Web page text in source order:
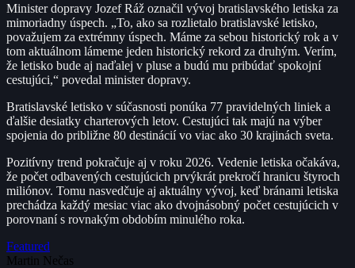
Minister dopravy Jozef Ráž označil vývoj bratislavského letiska za
mimoriadny úspech. „To, ako sa rozlietalo bratislavské letisko,
považujem za extrémny úspech. Máme za sebou historický rok a v
tom aktuálnom lámeme jeden historický rekord za druhým. Verím,
že letisko bude aj naďalej v pluse a budú mu pribúdať spokojní
cestujúci,“ povedal minister dopravy.
Bratislavské letisko v súčasnosti ponúka 77 pravidelných liniek a
ďalšie desiatky charterových letov. Cestujúci tak majú na výber
spojenia do približne 80 destinácií vo viac ako 30 krajinách sveta.
Pozitívny trend pokračuje aj v roku 2026. Vedenie letiska očakáva,
že počet odbavených cestujúcich prvýkrát prekročí hranicu štyroch
miliónov. Tomu nasvedčuje aj aktuálny vývoj, keď bránami letiska
prechádza každý mesiac viac ako dvojnásobný počet cestujúcich v
porovnaní s rovnakým obdobím minulého roka.
Featured
Martin Nečas